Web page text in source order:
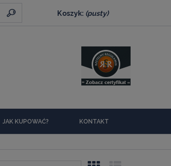
Koszyk: (pusty)
JAK KUPOWAĆ? KONTAKT